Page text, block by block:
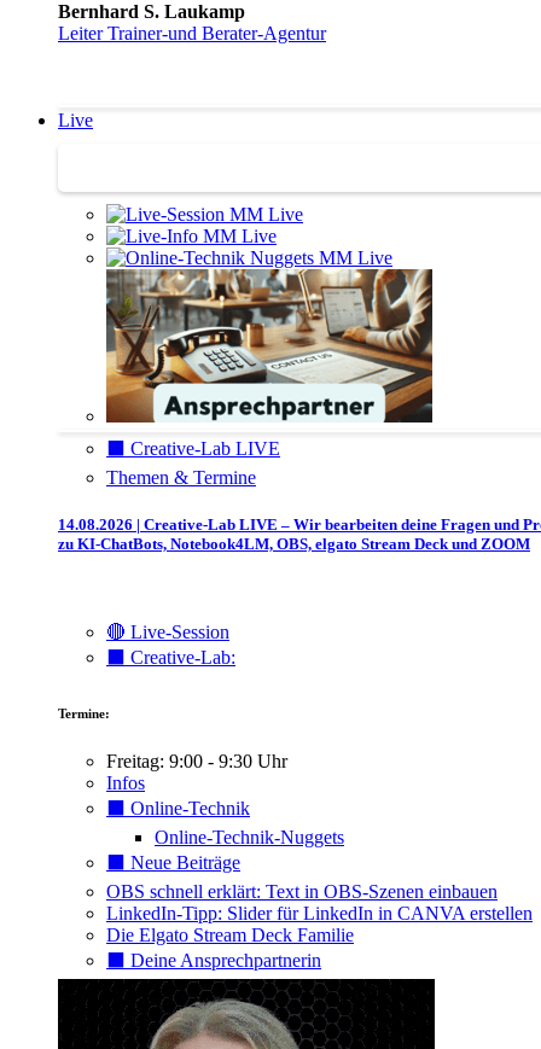
Bernhard S. Laukamp
Leiter Trainer-und Berater-Agentur
Live
⬛️ Creative-Lab LIVE
Themen & Termine
14.08.2026 | Creative-Lab LIVE – Wir bearbeiten deine Fragen und
zu KI-ChatBots, Notebook4LM, OBS, elgato Stream Deck und ZOOM
🔴 Live-Session
⬛️ Creative-Lab:
Termine:
Freitag: 9:00 - 9:30 Uhr
Infos
⬛️ Online-Technik
Online-Technik-Nuggets
⬛️ Neue Beiträge
OBS schnell erklärt: Text in OBS-Szenen einbauen
LinkedIn-Tipp: Slider für LinkedIn in CANVA erstellen
Die Elgato Stream Deck Familie
⬛️ Deine Ansprechpartnerin